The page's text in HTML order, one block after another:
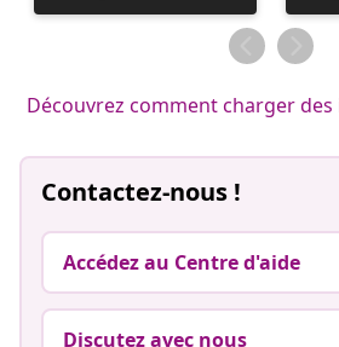
publiée
par
Découvrez comment charger des
Contactez-nous !
Accédez au Centre d'aide
Discutez avec nous